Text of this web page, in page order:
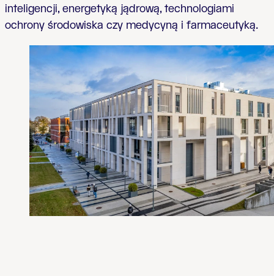
inteligencji, energetyką jądrową, technologiami
ochrony środowiska czy medycyną i farmaceutyką.